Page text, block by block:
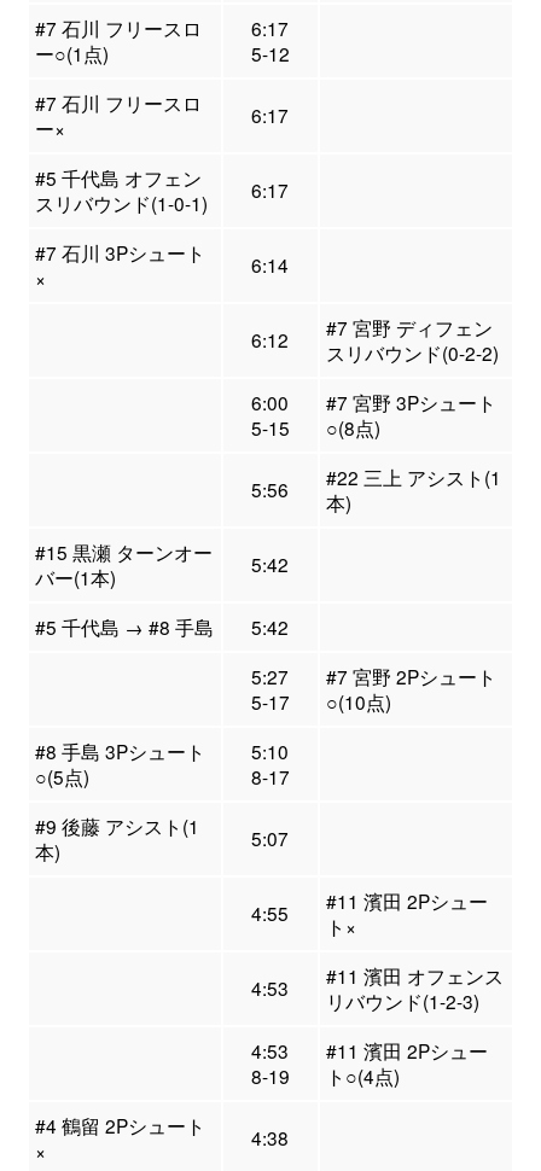
#7 石川 フリースロ
ー○(1点)
6:17
5-12
#7 石川 フリースロ
ー×
6:17
#5 千代島 オフェン
スリバウンド(1-0-1)
6:17
#7 石川 3Pシュート
×
6:14
6:12
#7 宮野 ディフェン
スリバウンド(0-2-2)
6:00
5-15
#7 宮野 3Pシュート
○(8点)
5:56
#22 三上 アシスト(1
本)
#15 黒瀬 ターンオー
バー(1本)
5:42
#5 千代島 → #8 手島
5:42
5:27
5-17
#7 宮野 2Pシュート
○(10点)
#8 手島 3Pシュート
○(5点)
5:10
8-17
#9 後藤 アシスト(1
本)
5:07
4:55
#11 濱田 2Pシュー
ト×
4:53
#11 濱田 オフェンス
リバウンド(1-2-3)
4:53
8-19
#11 濱田 2Pシュー
ト○(4点)
#4 鶴留 2Pシュート
×
4:38